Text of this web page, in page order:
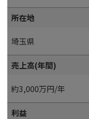
所在地
埼玉県
売上高(年間)
約3,000万円/年
利益